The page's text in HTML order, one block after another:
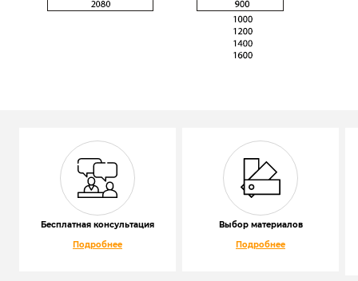
Бесплатная консультация
Подробнее
Выбор материалов
Подробнее